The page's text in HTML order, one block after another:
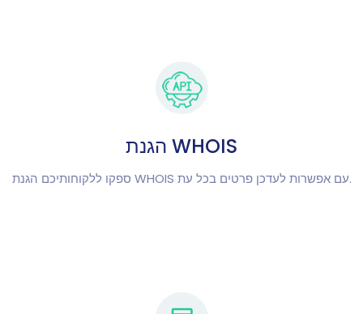
הגנת WHOIS
ספקו ללקוחותיכם הגנת WHOIS עם אפשרות לעדכן פרטים בכל עת.